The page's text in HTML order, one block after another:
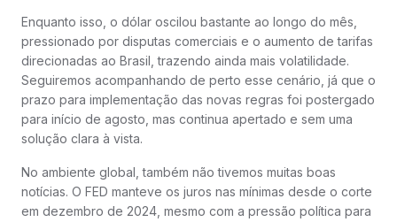
Enquanto isso, o dólar oscilou bastante ao longo do mês,
pressionado por disputas comerciais e o aumento de tarifas
direcionadas ao Brasil, trazendo ainda mais volatilidade.
Seguiremos acompanhando de perto esse cenário, já que o
prazo para implementação das novas regras foi postergado
para início de agosto, mas continua apertado e sem uma
solução clara à vista.
No ambiente global, também não tivemos muitas boas
notícias. O FED manteve os juros nas mínimas desde o corte
em dezembro de 2024, mesmo com a pressão política para